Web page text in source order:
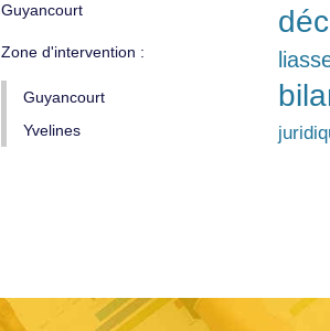
Guyancourt
Zone d'intervention :
Guyancourt
Yvelines